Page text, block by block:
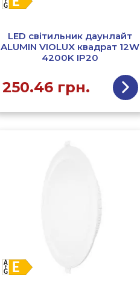
LED світильник даунлайт
ALUMIN VIOLUX квадрат 12W
4200K IP20
250.46 грн.